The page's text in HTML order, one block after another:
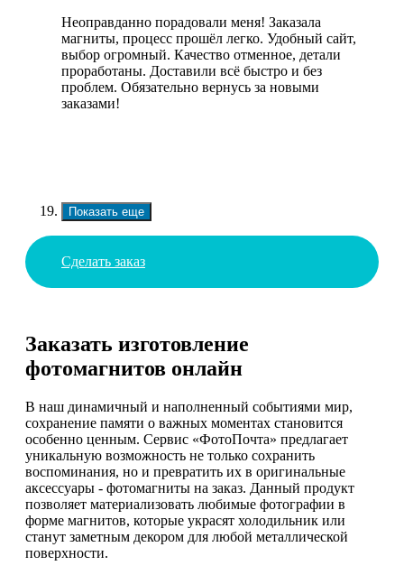
Неоправданно порадовали меня! Заказала
магниты, процесс прошёл легко. Удобный сайт,
выбор огромный. Качество отменное, детали
проработаны. Доставили всё быстро и без
проблем. Обязательно вернусь за новыми
заказами!
Показать еще
Сделать заказ
Заказать изготовление
фотомагнитов онлайн
В наш динамичный и наполненный событиями мир,
сохранение памяти о важных моментах становится
особенно ценным. Сервис «ФотоПочта» предлагает
уникальную возможность не только сохранить
воспоминания, но и превратить их в оригинальные
аксессуары - фотомагниты на заказ. Данный продукт
позволяет материализовать любимые фотографии в
форме магнитов, которые украсят холодильник или
станут заметным декором для любой металлической
поверхности.